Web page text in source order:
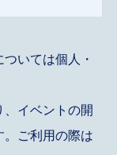
いては個人・
イベントの開
ご利用の際は